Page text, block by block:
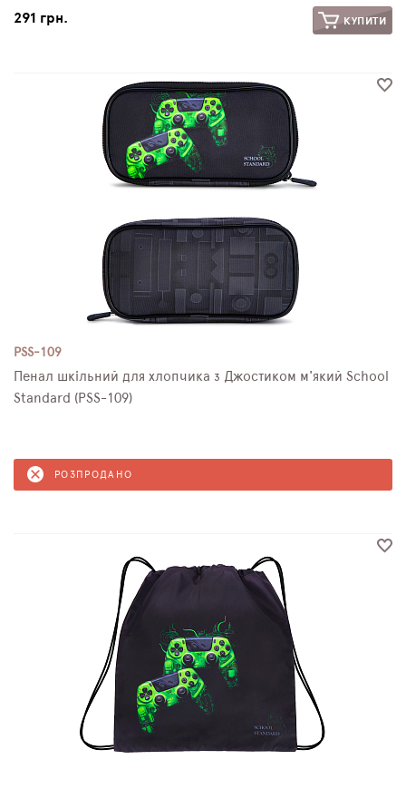
291 грн. КУПИТИ
PSS-109
Пенал шкільний для хлопчика з Джостиком м'який School
Standard (PSS-109)
РОЗПРОДАНО